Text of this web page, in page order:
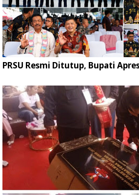
PRSU Resmi Ditutup, Bupati